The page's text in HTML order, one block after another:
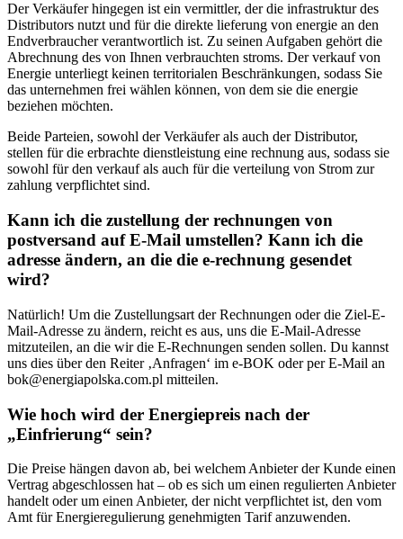
Der Verkäufer hingegen ist ein vermittler, der die infrastruktur des
Distributors nutzt und für die direkte lieferung von energie an den
Endverbraucher verantwortlich ist. Zu seinen Aufgaben gehört die
Abrechnung des von Ihnen verbrauchten stroms. Der verkauf von
Energie unterliegt keinen territorialen Beschränkungen, sodass Sie
das unternehmen frei wählen können, von dem sie die energie
beziehen möchten.
Beide Parteien, sowohl der Verkäufer als auch der Distributor,
stellen für die erbrachte dienstleistung eine rechnung aus, sodass sie
sowohl für den verkauf als auch für die verteilung von Strom zur
zahlung verpflichtet sind.
Kann ich die zustellung der rechnungen von
postversand auf E-Mail umstellen? Kann ich die
adresse ändern, an die die e-rechnung gesendet
wird?
Natürlich! Um die Zustellungsart der Rechnungen oder die Ziel-E-
Mail-Adresse zu ändern, reicht es aus, uns die E-Mail-Adresse
mitzuteilen, an die wir die E-Rechnungen senden sollen. Du kannst
uns dies über den Reiter ‚Anfragen‘ im e-BOK oder per E-Mail an
bok@energiapolska.com.pl mitteilen.
Wie hoch wird der Energiepreis nach der
„Einfrierung“ sein?
Die Preise hängen davon ab, bei welchem Anbieter der Kunde einen
Vertrag abgeschlossen hat – ob es sich um einen regulierten Anbieter
handelt oder um einen Anbieter, der nicht verpflichtet ist, den vom
Amt für Energieregulierung genehmigten Tarif anzuwenden.